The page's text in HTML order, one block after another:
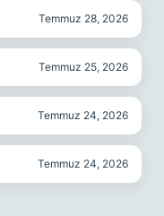
Temmuz 28, 2026
Temmuz 25, 2026
Temmuz 24, 2026
Temmuz 24, 2026